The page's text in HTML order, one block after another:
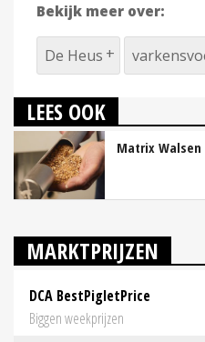
Bekijk meer over:
De Heus
LEES OOK
Matrix
MARKTPRIJZEN
DCA BestPigletPrice
Biggen weekprijzen